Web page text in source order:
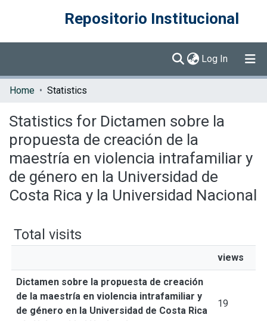
Repositorio Institucional
Log In (current)
Communities & Collections
Home Statistics
Statistics for Dictamen sobre la
propuesta de creación de la
maestría en violencia intrafamiliar y
de género en la Universidad de
Costa Rica y la Universidad Nacional
Total visits
views
Dictamen sobre la propuesta de creación
de la maestría en violencia intrafamiliar y
de género en la Universidad de Costa Rica
19